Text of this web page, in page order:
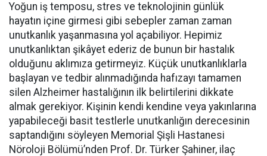
Yoğun iş temposu, stres ve teknolojinin günlük
hayatın içine girmesi gibi sebepler zaman zaman
unutkanlık yaşanmasına yol açabiliyor. Hepimiz
unutkanlıktan şikâyet ederiz de bunun bir hastalık
olduğunu aklımıza getirmeyiz. Küçük unutkanlıklarla
başlayan ve tedbir alınmadığında hafızayı tamamen
silen Alzheimer hastalığının ilk belirtilerini dikkate
almak gerekiyor. Kişinin kendi kendine veya yakınlarına
yapabileceği basit testlerle unutkanlığın derecesinin
saptandığını söyleyen Memorial Şişli Hastanesi
Nöroloji Bölümü’nden Prof. Dr. Türker Şahiner, ilaç